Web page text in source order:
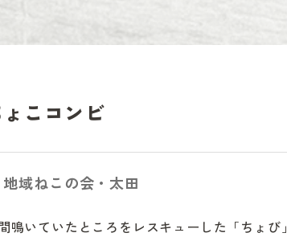
こコンビ
域ねこの会・太田
鳴いていたところをレスキューした「ちょび」